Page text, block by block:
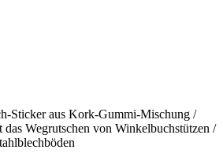
Sticker aus Kork-Gummi-Mischung /
Wegrutschen von Winkelbuchstützen /